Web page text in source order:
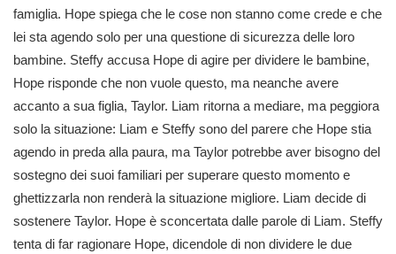
famiglia. Hope spiega che le cose non stanno come crede e che
lei sta agendo solo per una questione di sicurezza delle loro
bambine. Steffy accusa Hope di agire per dividere le bambine,
Hope risponde che non vuole questo, ma neanche avere
accanto a sua figlia, Taylor. Liam ritorna a mediare, ma peggiora
solo la situazione: Liam e Steffy sono del parere che Hope stia
agendo in preda alla paura, ma Taylor potrebbe aver bisogno del
sostegno dei suoi familiari per superare questo momento e
ghettizzarla non renderà la situazione migliore. Liam decide di
sostenere Taylor. Hope è sconcertata dalle parole di Liam. Steffy
tenta di far ragionare Hope, dicendole di non dividere le due